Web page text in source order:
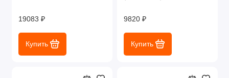
19083 ₽
Купить
9820 ₽
Купить